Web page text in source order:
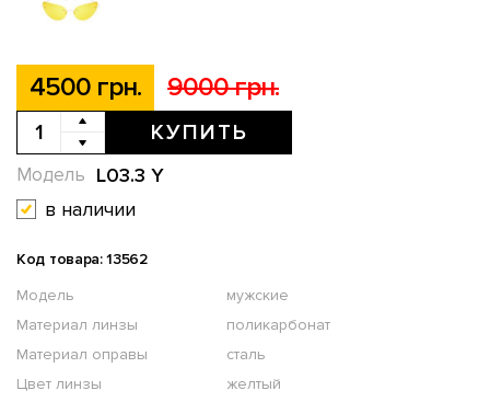
4500 грн. 9000 грн.
КУПИТЬ
L03.3 Y
Модель
в наличии
Код товара: 13562
Модель
мужские
Материал линзы
поликарбонат
Материал оправы
сталь
Цвет линзы
желтый